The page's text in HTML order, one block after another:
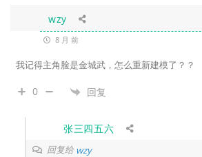
wzy
8 月 前
我记得主角脸是金城武，怎么重新建模了？？
0 回复
张三四五六
回复给 wzy